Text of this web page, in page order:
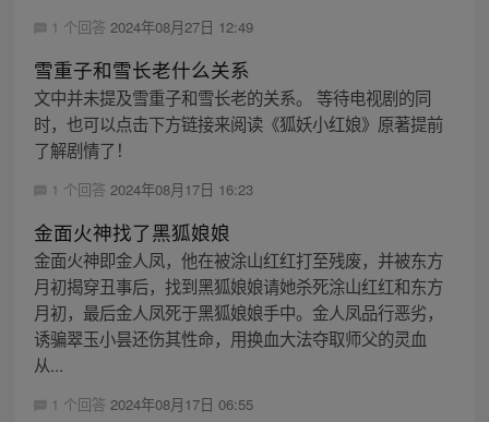
1 个回答 2024年08月27日 12:49
雪重子和雪长老什么关系
文中并未提及雪重子和雪长老的关系。 等待电视剧的同
时，也可以点击下方链接来阅读《狐妖小红娘》原著提前
了解剧情了！
1 个回答 2024年08月17日 16:23
金面火神找了黑狐娘娘
金面火神即金人凤，他在被涂山红红打至残废，并被东方
月初揭穿丑事后，找到黑狐娘娘请她杀死涂山红红和东方
月初，最后金人凤死于黑狐娘娘手中。金人凤品行恶劣，
诱骗翠玉小昙还伤其性命，用换血大法夺取师父的灵血
从...
1 个回答 2024年08月17日 06:55